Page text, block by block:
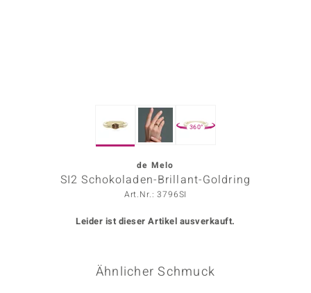
360°
de Melo
SI2 Schokoladen-Brillant-Goldring
Art.Nr.: 3796SI
Leider ist dieser Artikel ausverkauft.
Ähnlicher Schmuck